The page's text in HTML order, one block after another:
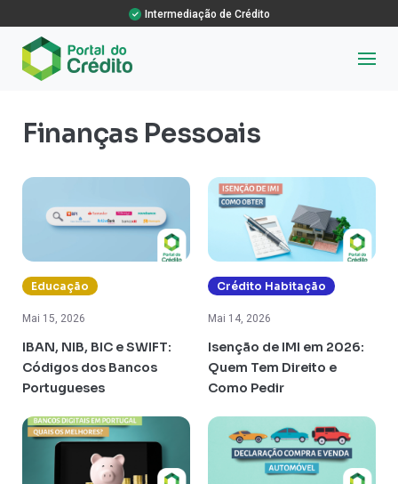
Intermediação de Crédito
Finanças Pessoais
Educação
Mai 15, 2026
IBAN, NIB, BIC e SWIFT:
Códigos dos Bancos
Portugueses
Crédito Habitação
Mai 14, 2026
Isenção de IMI em 2026:
Quem Tem Direito e
Como Pedir